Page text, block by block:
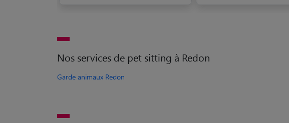
Nos services de pet sitting à Redon
Garde animaux Redon